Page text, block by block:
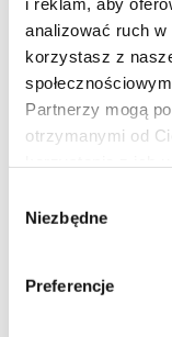
analizować ruch
korzystasz z
Partnerzy mogą
otrzymanymi od
zgody
Niezbędne
Preferencje
Dzień
Prezenterka pogody
zaczyna mówić w
spekulacje o